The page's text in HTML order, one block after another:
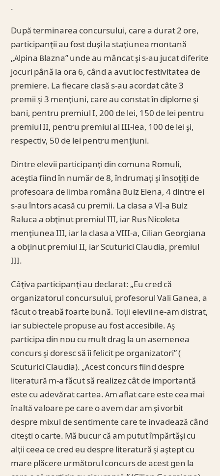
.
După terminarea concursului, care a durat 2 ore,
participanţii au fost duşi la staţiunea montană
„Alpina Blazna” unde au mâncat şi s-au jucat diferite
jocuri până la ora 6, când a avut loc festivitatea de
premiere. La fiecare clasă s-au acordat câte 3
premii şi 3 menţiuni, care au constat în diplome şi
bani, pentru premiul I, 200 de lei, 150 de lei pentru
premiul II, pentru premiul al III-lea, 100 de lei şi,
respectiv, 50 de lei pentru menţiuni.
Dintre elevii participanţi din comuna Romuli,
aceştia fiind în număr de 8, îndrumaţi şi însoţiţi de
profesoara de limba româna Bulz Elena, 4 dintre ei
s-au întors acasă cu premii. La clasa a VI-a Bulz
Raluca a obţinut premiul III, iar Rus Nicoleta
menţiunea III, iar la clasa a VIII-a, Cilian Georgiana
a obţinut premiul II, iar Scuturici Claudia, premiul
III.
Câţiva participanţi au declarat: „Eu cred că
organizatorul concursului, profesorul Vali Ganea, a
făcut o treabă foarte bună. Toţii elevii ne-am distrat,
iar subiectele propuse au fost accesibile. Aş
participa din nou cu mult drag la un asemenea
concurs şi doresc să îi felicit pe organizatori” (
Scuturici Claudia). „Acest concurs fiind despre
literatură m-a făcut să realizez cât de importantă
este cu adevărat cartea. Am aflat care este cea mai
înaltă valoare pe care o avem dar am şi vorbit
despre mixul de sentimente care te invadează când
citeşti o carte. Mă bucur că am putut împărtăşi cu
alţii ceea ce cred eu despre literatură şi aştept cu
mare plăcere următorul concurs de acest gen la